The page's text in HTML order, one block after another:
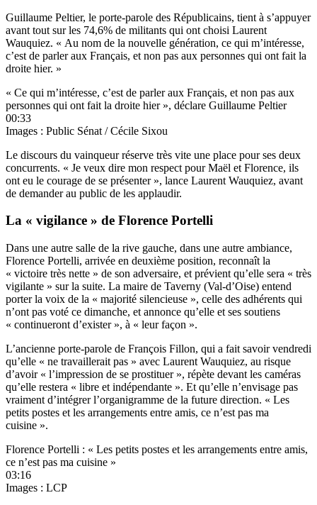
Guillaume Peltier, le porte-parole des Républicains, tient à s’appuyer
avant tout sur les 74,6% de militants qui ont choisi Laurent
Wauquiez. « Au nom de la nouvelle génération, ce qui m’intéresse,
c’est de parler aux Français, et non pas aux personnes qui ont fait la
droite hier. »
« Ce qui m’intéresse, c’est de parler aux Français, et non pas aux
personnes qui ont fait la droite hier », déclare Guillaume Peltier
00:33
Images : Public Sénat / Cécile Sixou
Le discours du vainqueur réserve très vite une place pour ses deux
concurrents. « Je veux dire mon respect pour Maël et Florence, ils
ont eu le courage de se présenter », lance Laurent Wauquiez, avant
de demander au public de les applaudir.
La « vigilance » de Florence Portelli
Dans une autre salle de la rive gauche, dans une autre ambiance,
Florence Portelli, arrivée en deuxième position, reconnaît la
« victoire très nette » de son adversaire, et prévient qu’elle sera « très
vigilante » sur la suite. La maire de Taverny (Val-d’Oise) entend
porter la voix de la « majorité silencieuse », celle des adhérents qui
n’ont pas voté ce dimanche, et annonce qu’elle et ses soutiens
« continueront d’exister », à « leur façon ».
L’ancienne porte-parole de François Fillon, qui a fait savoir vendredi
qu’elle « ne travaillerait pas » avec Laurent Wauquiez, au risque
d’avoir « l’impression de se prostituer », répète devant les caméras
qu’elle restera « libre et indépendante ». Et qu’elle n’envisage pas
vraiment d’intégrer l’organigramme de la future direction. « Les
petits postes et les arrangements entre amis, ce n’est pas ma
cuisine ».
Florence Portelli : « Les petits postes et les arrangements entre amis,
ce n’est pas ma cuisine »
03:16
Images : LCP